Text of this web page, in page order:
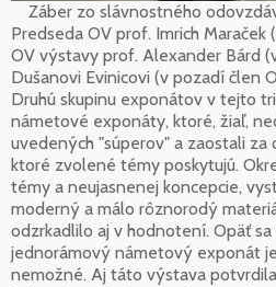
Záber zo slávnostného
Predseda OV prof. Imrich
OV výstavy prof. Alexander Bárd
Dušanovi Evinicovi (v pozadí člen
Druhú skupinu exponátov v tejto
námetové exponáty, ktoré, žiaľ,
uvedených "súperov" a zaostali za
ktoré zvolené témy poskytujú.
témy a neujasnenej koncepcie,
moderný a málo rôznorodý
odzrkadlilo aj v hodnotení. Opäť
jednorámový námetový exponát
nemožné. Aj táto výstava